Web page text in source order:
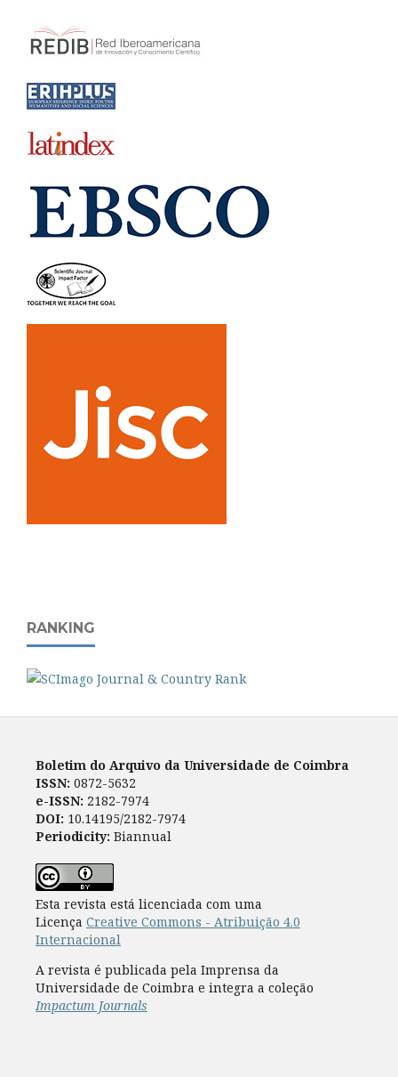
RANKING
Boletim do Arquivo da Universidade de Coimbra
ISSN: 0872-5632
e-ISSN: 2182-7974
DOI: 10.14195/2182-7974
Periodicity: Biannual
Esta revista está licenciada com uma
Licença Creative Commons - Atribuição 4.0
Internacional
A revista é publicada pela Imprensa da
Universidade de Coimbra e integra a coleção
Impactum Journals